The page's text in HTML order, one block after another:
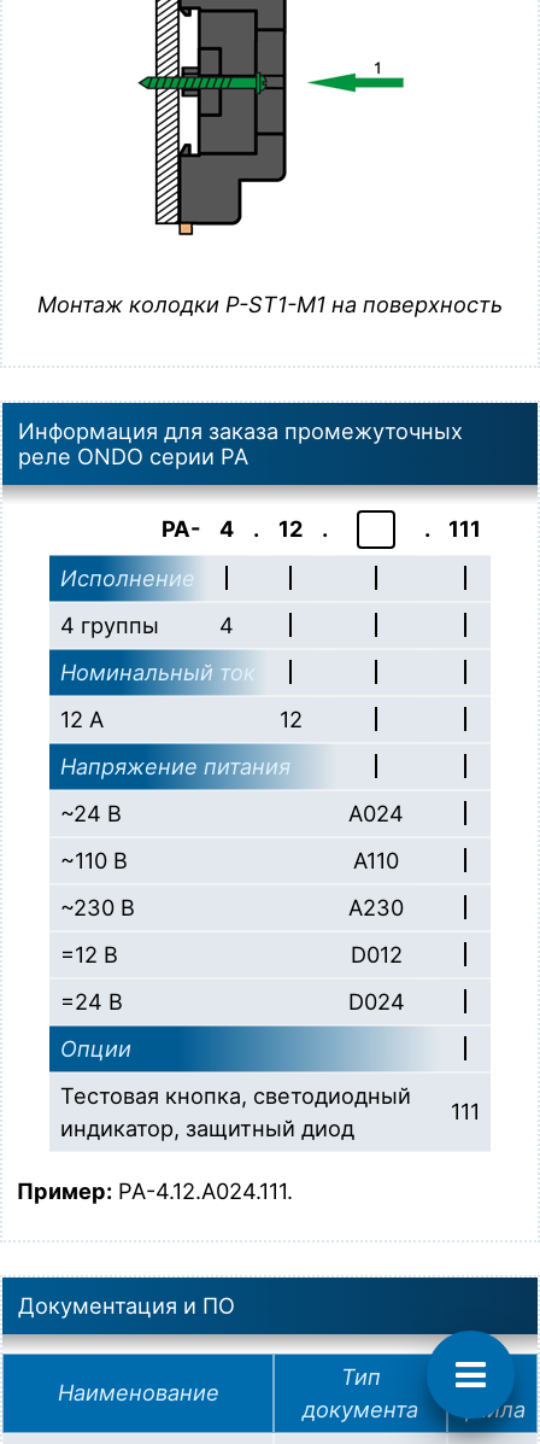
Монтаж колодки P-ST1-M1 на поверхность
Информация для заказа промежуточных
реле ONDO серии PA
PA- 4 . 12 . .
111
Исполнение
4 группы
4
Номинальный ток
12 А
12
Напряжение питания
~24 В
A024
~110 В
A110
~230 В
A230
=12 В
D012
=24 В
D024
Опции
Тестовая кнопка, светодиодный
индикатор, защитный диод
111
Пример: PA-4.12.A024.111.
Документация и ПО
Наименование
Тип
документа
Тип
файла
© 2025—2026 МЕГАКИП
Официальный дистрибьютор продукции
ELHART, VALMA и ONDO на территории
МЕГАКИП
Поддержка